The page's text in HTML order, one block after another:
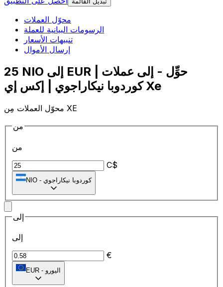
محوّل العملات
الرسومات البيانية للعملة
تنبيهات الأسعار
إرسال الأموال
25 NIO إلى EUR | حوِّل - إلى عملات
كوردوبا نيكاراجوي | إكس إي Xe
محوّل العملات مِن XE
من
من
C$
NIO - كوردوبا نيكاراجوي
إلى
إلى
€
EUR - اليورو